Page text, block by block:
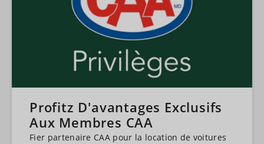
Profitz D'avantages Exclusifs
Aux Membres CAA
Fier partenaire CAA pour la location de voitures